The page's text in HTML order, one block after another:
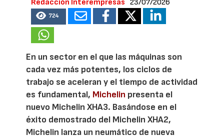
Redacción Interempresas 23/07/2026
724
En un sector en el que las máquinas son
cada vez más potentes, los ciclos de
trabajo se aceleran y el tiempo de actividad
es fundamental, Michelin presenta el
nuevo Michelin XHA3. Basándose en el
éxito demostrado del Michelin XHA2,
Michelin lanza un neumático de nueva